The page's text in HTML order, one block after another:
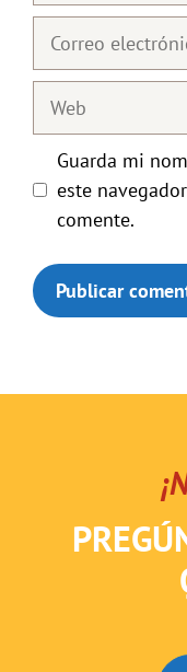
Correo
Web
Guarda mi
este
comente.